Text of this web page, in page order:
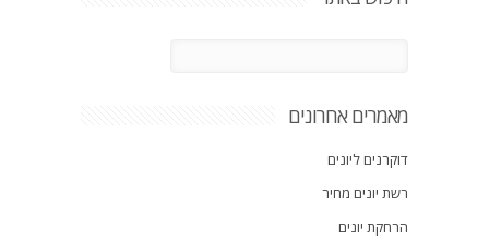
מאמרים אחרונים
דוקרנים ליונים
רשת יונים מחיר
הרחקת יונים